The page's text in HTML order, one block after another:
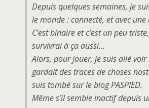
Depuis quelques semaines, je
le monde : connecté, et avec
C’est binaire et c’est un peu
survivrai à ça aussi…
Alors, pour jouer, je suis allé
gardait des traces de choses
suis tombé sur le blog PASPIED.
Même s’il semble inactif depuis